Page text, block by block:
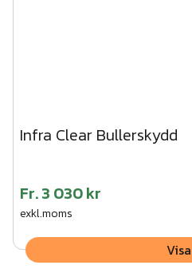
Infra Clear Bullerskydd
Fr.3 030 kr
exkl.moms
Visa